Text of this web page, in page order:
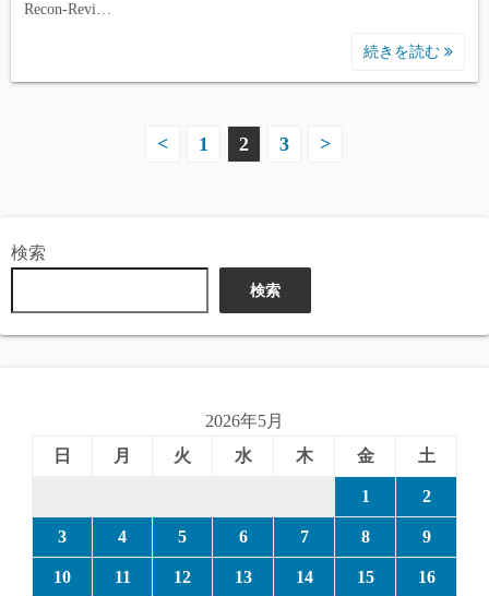
Recon-Revi…
続きを読む
ペ
ー
< 1 2 3 >
検索
検索
2026年5月
日
月 火 水 木 金 土
1 2
3 4 5 6 7 8 9
10 11 12 13 14 15 16